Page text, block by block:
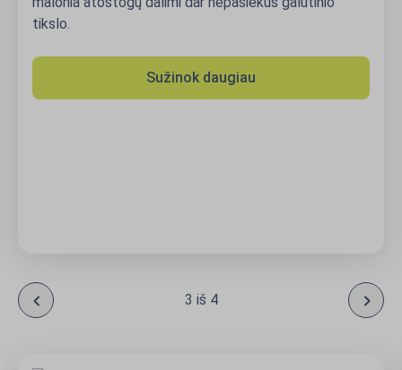
tikslo.
Sužinok daugiau
3 iš 4